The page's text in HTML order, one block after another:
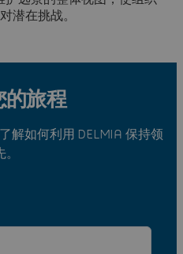
潜在挑战。
的旅程
解如何利用 DELMIA 保持领
。